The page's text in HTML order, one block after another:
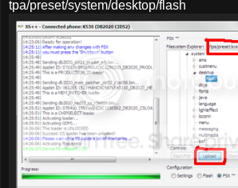
tpa/preset/system/desktop/flash